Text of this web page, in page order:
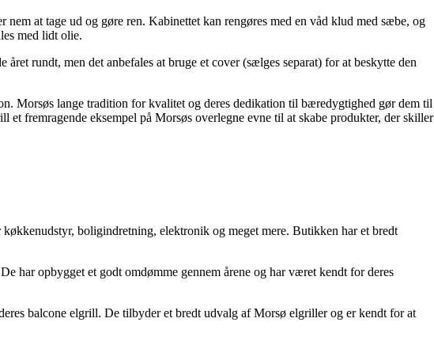
at tage ud og gøre ren. Kabinettet kan rengøres med en våd klud med sæbe, og
med lidt olie.
rundt, men det anbefales at bruge et cover (sælges separat) for at beskytte den
Morsøs lange tradition for kvalitet og deres dedikation til bæredygtighed gør dem til
fremragende eksempel på Morsøs overlegne evne til at skabe produkter, der skiller
boligindretning, elektronik og meget mere. Butikken har et bredt
har opbygget et godt omdømme gennem årene og har været kendt for deres
balcone elgrill. De tilbyder et bredt udvalg af Morsø elgriller og er kendt for at